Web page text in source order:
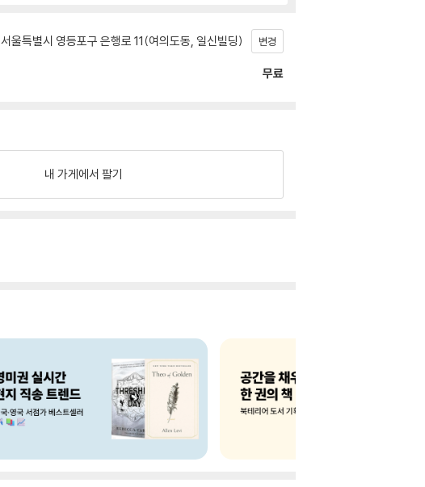
서울특별시 영등포구 은행로 11(여의도동, 일신빌딩) 변경
무료
내 가게에서 팔기